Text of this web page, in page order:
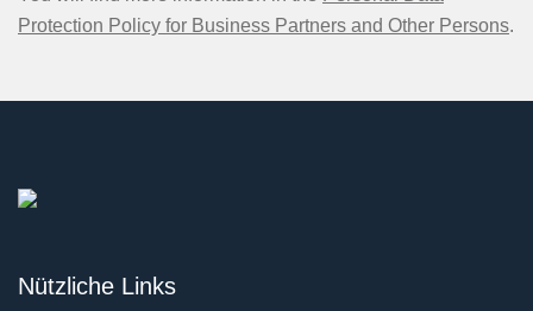
Protection Policy for Business Partners and Other Persons.
Nützliche Links